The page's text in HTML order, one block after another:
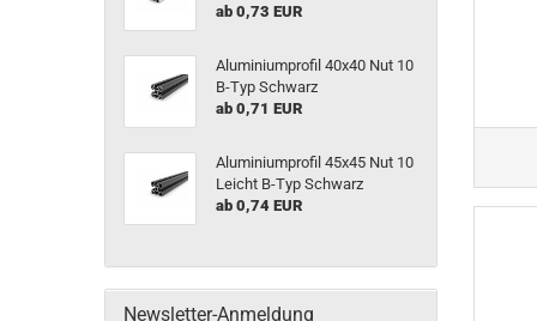
ab 0,73 EUR
Aluminiumprofil 40x40 Nut 10
B-Typ Schwarz
ab 0,71 EUR
Aluminiumprofil 45x45 Nut 10
Leicht B-Typ Schwarz
ab 0,74 EUR
Newsletter-Anmeldung